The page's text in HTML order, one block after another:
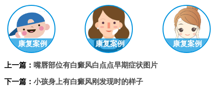
康复案例 康复案例 康复案例
上一篇： 嘴唇部位有白癜风白点点早期症状图片
下一篇： 小孩身上有白癜风刚发现时的样子